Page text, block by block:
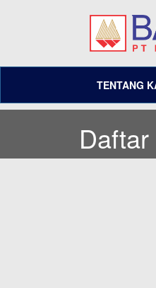
TENTANG